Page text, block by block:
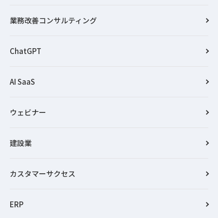
業務改善コンサルティング
ChatGPT
AI SaaS
ウェビナー
建設業
カスタマーサクセス
ERP